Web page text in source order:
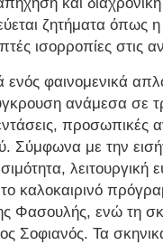
ζητήματα όπως η
ισορροπίες στις
φαινομενικά
ανάμεσα σε
προσωπικές
Σύμφωνα με την
λειτουργική
το καλοκαιρινό
Φασουλής, ενώ τη
Σοφιανός. Τα